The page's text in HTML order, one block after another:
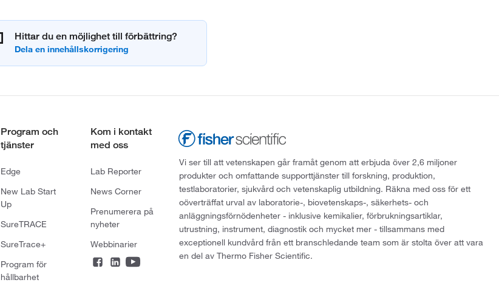
Hittar du en möjlighet till förbättring?
Program och
tjänster
Edge
New Lab Start
Up
SureTRACE
SureTrace+
Program för
hållbarhet
Kom i kontakt
med oss
Lab Reporter
News Corner
Prenumerera på
nyheter
Webbinarier
Vi ser till att vetenskapen går framåt genom att erbjuda över 2,6 miljoner
produkter och omfattande supporttjänster till forskning, produktion,
testlaboratorier, sjukvård och vetenskaplig utbildning. Räkna med oss för ett
oöverträffat urval av laboratorie-, biovetenskaps-, säkerhets- och
anläggningsförnödenheter - inklusive kemikalier, förbrukningsartiklar,
utrustning, instrument, diagnostik och mycket mer - tillsammans med
exceptionell kundvård från ett branschledande team som är stolta över att vara
en del av Thermo Fisher Scientific.